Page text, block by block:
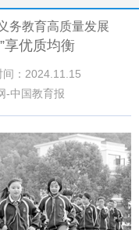
务教育高质量发展
享优质均衡
间：2024.11.15
-中国教育报